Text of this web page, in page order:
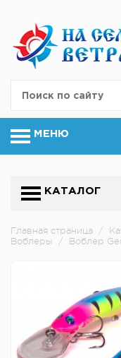
МЕНЮ
КАТАЛОГ
Главная страница /
Воблеры
/ Воблер